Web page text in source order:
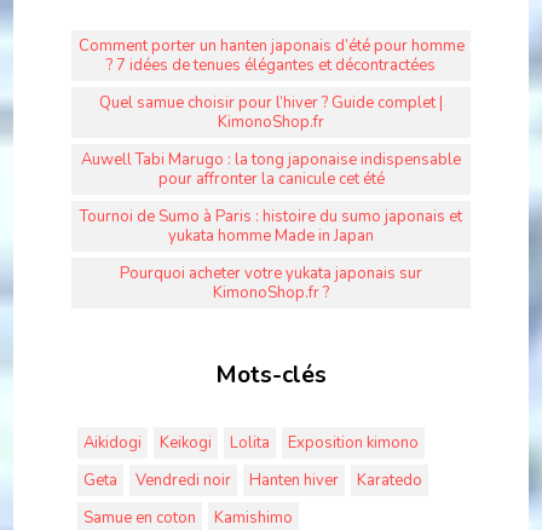
Comment porter un hanten japonais d’été pour homme
? 7 idées de tenues élégantes et décontractées
Quel samue choisir pour l’hiver ? Guide complet |
KimonoShop.fr
Auwell Tabi Marugo : la tong japonaise indispensable
pour affronter la canicule cet été
Tournoi de Sumo à Paris : histoire du sumo japonais et
yukata homme Made in Japan
Pourquoi acheter votre yukata japonais sur
KimonoShop.fr ?
Mots-clés
Aikidogi Keikogi Lolita
Exposition kimono
Geta
Vendredi noir Hanten hiver
Karatedo
Samue en coton
Kamishimo